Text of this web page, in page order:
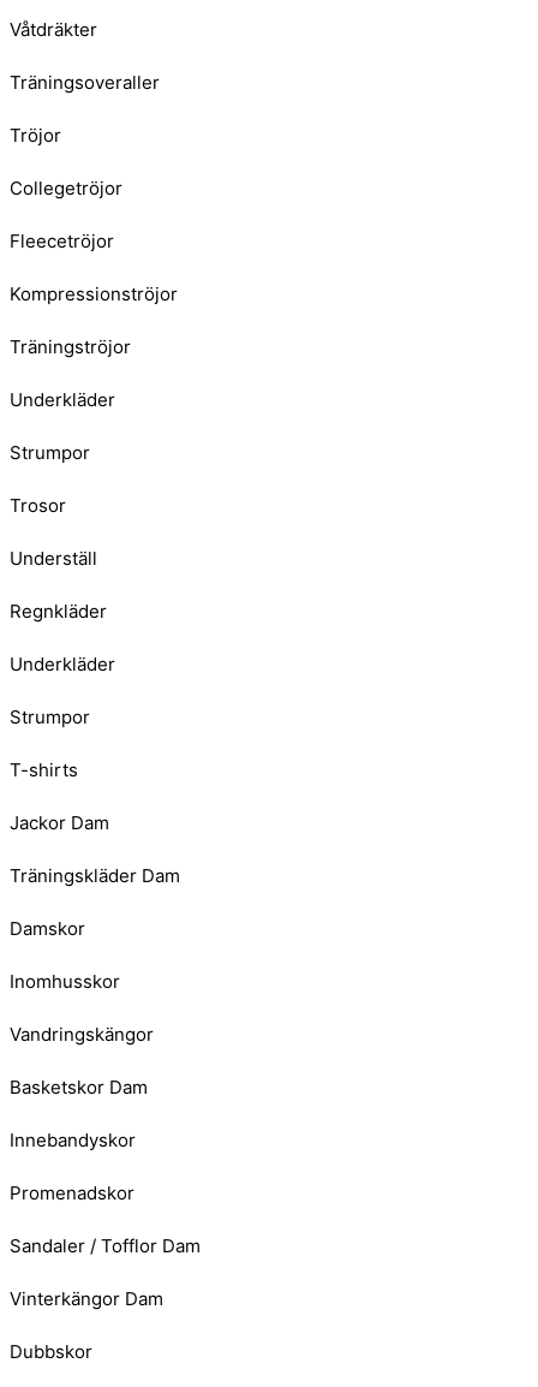
Våtdräkter
Träningsoveraller
Tröjor
Collegetröjor
Fleecetröjor
Kompressionströjor
Träningströjor
Underkläder
Strumpor
Trosor
Underställ
Regnkläder
Underkläder
Strumpor
T-shirts
Jackor Dam
Träningskläder Dam
Damskor
Inomhusskor
Vandringskängor
Basketskor Dam
Innebandyskor
Promenadskor
Sandaler / Tofflor Dam
Vinterkängor Dam
Dubbskor